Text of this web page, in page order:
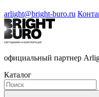
arlight@bright-buro.ru
официальный партнер
Каталог